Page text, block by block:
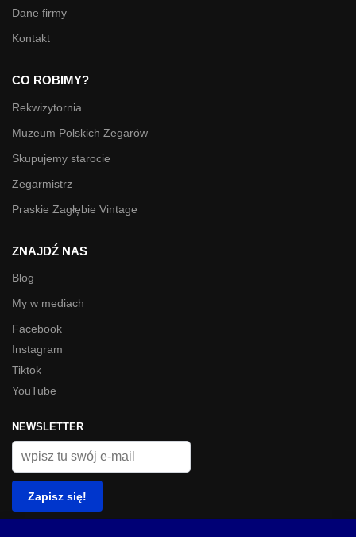
Dane firmy
Kontakt
CO ROBIMY?
Rekwizytornia
Muzeum Polskich Zegarów
Skupujemy starocie
Zegarmistrz
Praskie Zagłębie Vintage
ZNAJDŹ NAS
Blog
My w mediach
Facebook
Instagram
Tiktok
YouTube
NEWSLETTER